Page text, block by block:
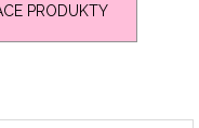
PRODUKTY